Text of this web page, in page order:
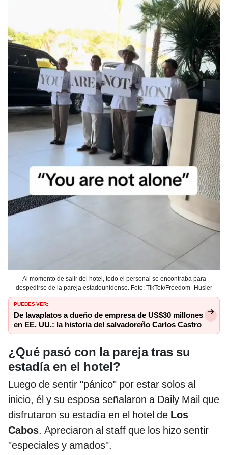
Al momento de salir del hotel, todo el personal se encontraba para
despedirse de la pareja estadounidense. Foto: TikTok/Freedom_Husler
PUEDES VER:
De lavaplatos a dueño de empresa de US$30 millones
en EE. UU.: la historia del salvadoreño Carlos Castro
¿Qué pasó con la pareja tras su
estadía en el hotel?
Luego de sentir "pánico" por estar solos al
inicio, él y su esposa señalaron a Daily Mail que
disfrutaron su estadía en el hotel de Los
Cabos. Apreciaron al staff que los hizo sentir
"especiales y amados".